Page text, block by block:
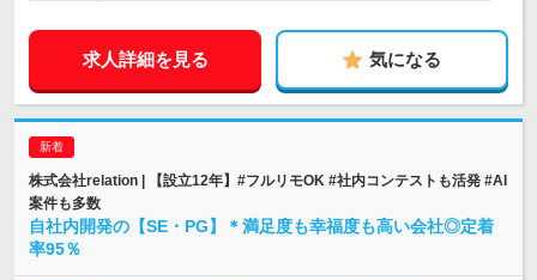
求人詳細を見る 気になる
株式会社relation | 【設立12年】#フルリモOK #社内コンテストも活発 #AI
案件も多数
自社内開発の【SE・PG】＊満足度も幸福度も高い会社◎定着
率95％